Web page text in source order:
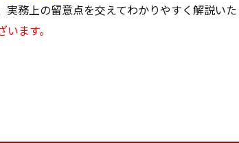
実務上の留意点を交えてわかりやすく解説いた
ます。